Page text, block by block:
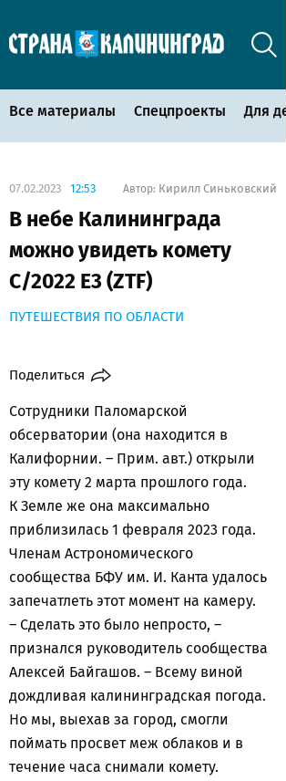
Все материалы Спецпроекты Для
07.02.2023 12:53 Автор: Кирилл Синьковский
В небе Калининграда
можно увидеть комету
C/2022 E3 (ZTF)
ПУТЕШЕСТВИЯ ПО ОБЛАСТИ
Поделиться
Сотрудники Паломарской
обсерватории (она находится в
Калифорнии. – Прим. авт.) открыли
эту комету 2 марта прошлого года.
К Земле же она максимально
приблизилась 1 февраля 2023 года.
Членам Астрономического
сообщества БФУ им. И. Канта удалось
запечатлеть этот момент на камеру.
– Сделать это было непросто, –
признался руководитель сообщества
Алексей Байгашов. – Всему виной
дождливая калининградская погода.
Но мы, выехав за город, смогли
поймать просвет меж облаков и в
течение часа снимали комету.